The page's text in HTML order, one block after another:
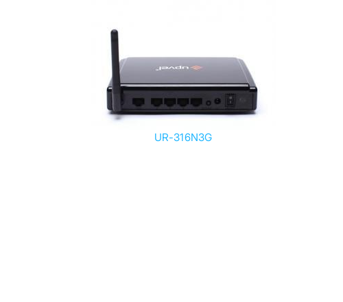
UR-316N3G